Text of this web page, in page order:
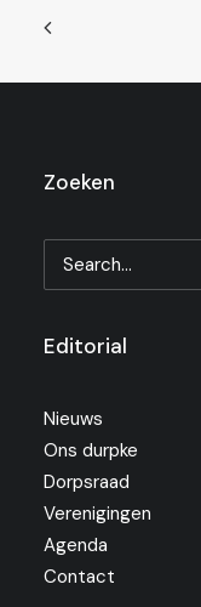
Zoeken
Editorial
Nieuws
Ons durpke
Dorpsraad
Verenigingen
Agenda
Contact